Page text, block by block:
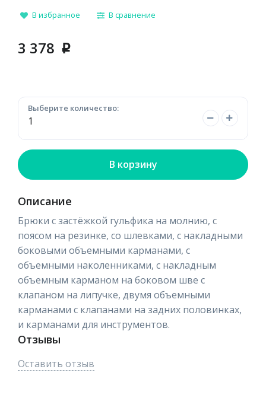
В избранное В сравнение
3 378 p
Выберите количество:
В корзину
Описание
Брюки с застёжкой гульфика на молнию, с
поясом на резинке, со шлевками, с накладными
боковыми объемными карманами, с
объемными наколенниками, с накладным
объемным карманом на боковом шве с
клапаном на липучке, двумя объемными
карманами с клапанами на задних половинках,
и карманами для инструментов.
Отзывы
Оставить отзыв